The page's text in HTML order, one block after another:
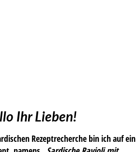
Ihr Lieben!
Rezeptrecherche bin ich auf ein